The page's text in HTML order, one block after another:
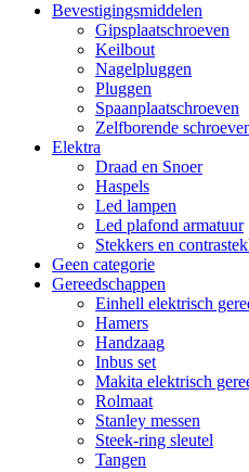
Bevestigingsmiddelen
Gipsplaatschroeven
Keilbout
Nagelpluggen
Pluggen
Spaanplaatschroeven
Zelfborende
Elektra
Draad en Snoer
Haspels
Led lampen
Led plafond armatuur
Stekkers en
Geen categorie
Gereedschappen
Einhell elektrisch
Hamers
Handzaag
Inbus set
Makita elektrisch
Rolmaat
Stanley messen
Steek-ring sleutel
Tangen